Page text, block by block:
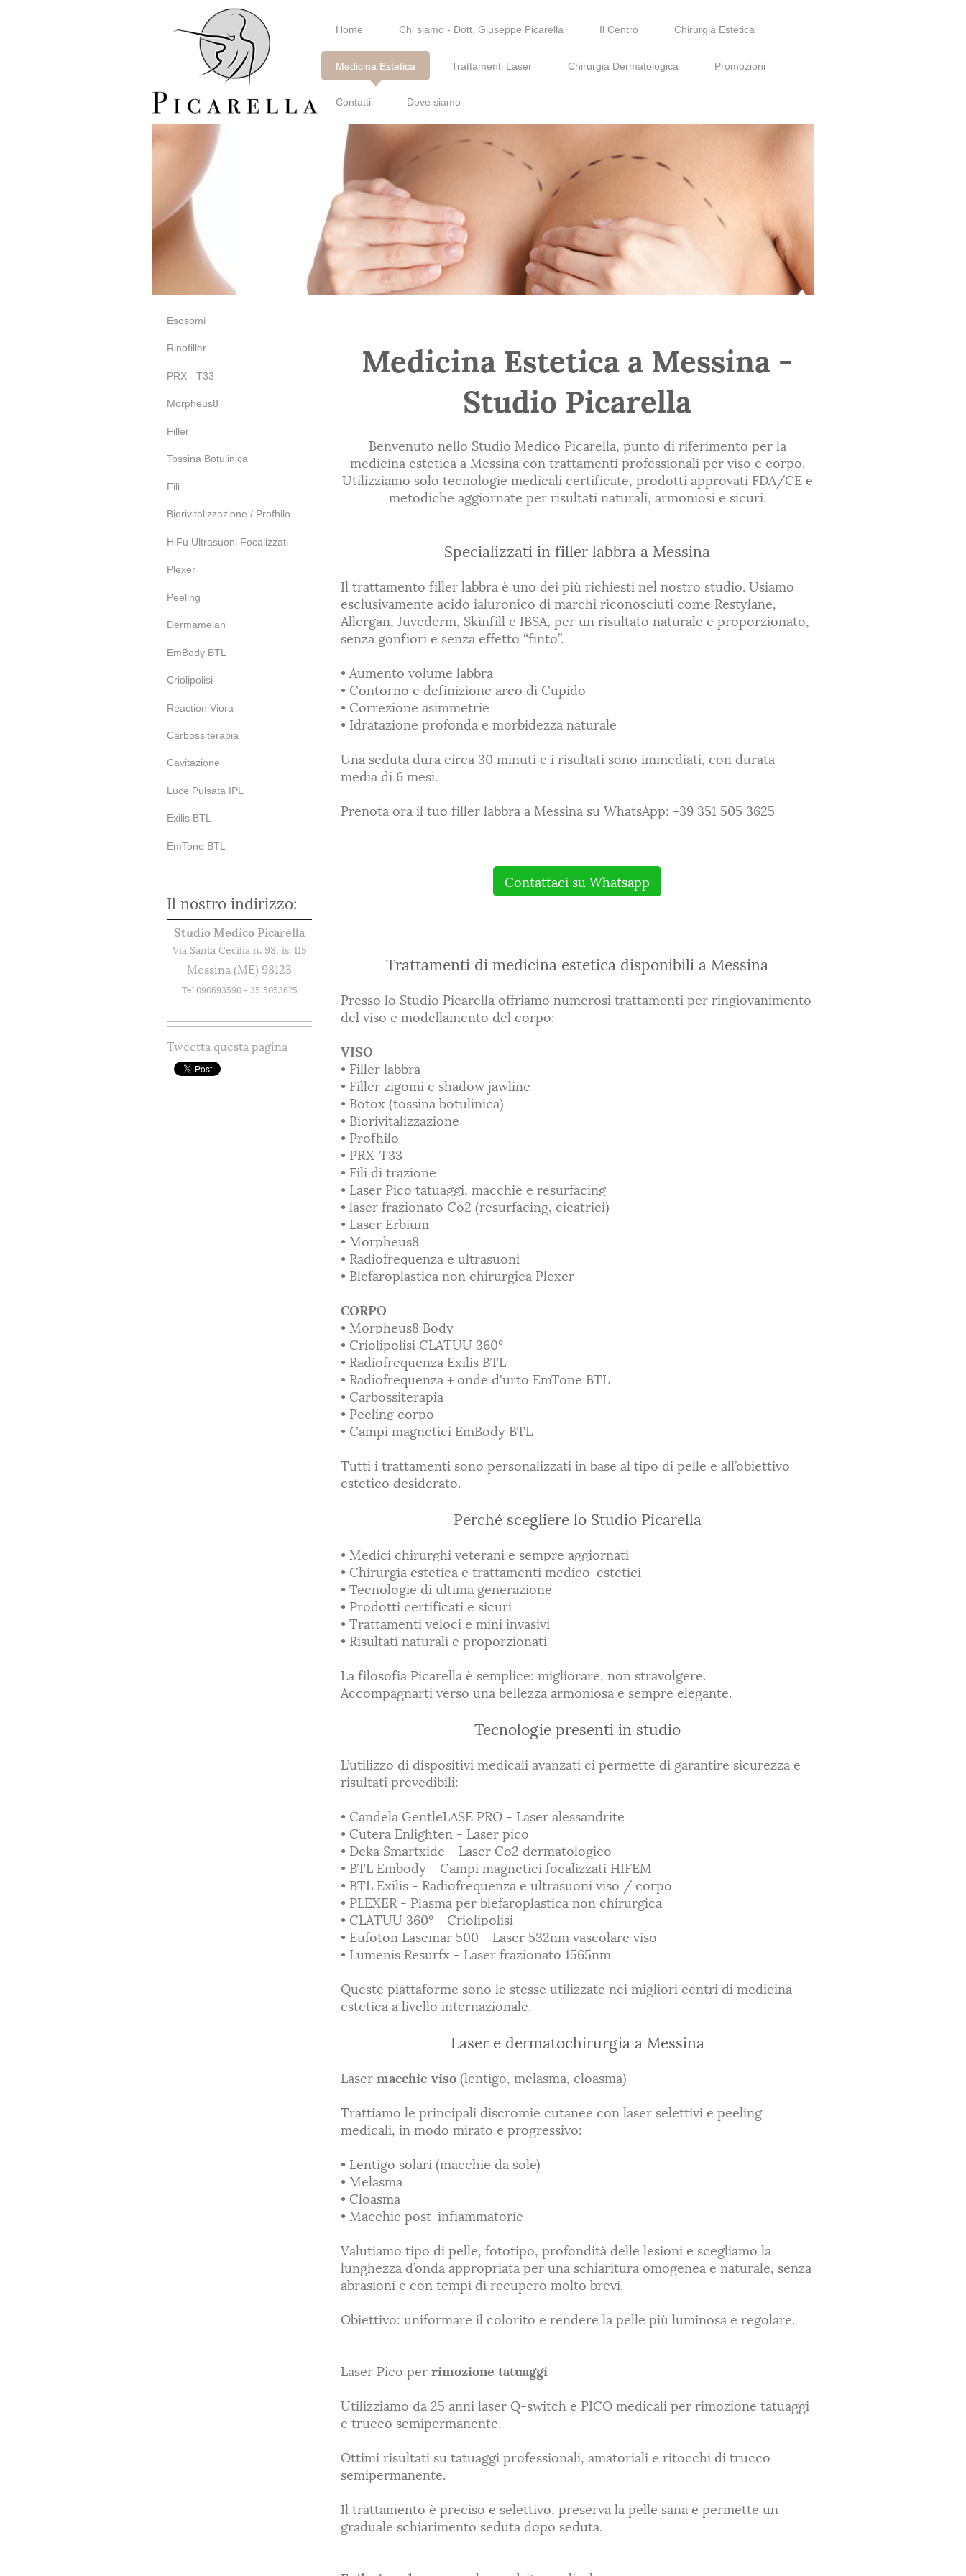
Home Chi siamo - Dott. Giuseppe Picarella Il Centro Chirurgia Estetica
Medicina Estetica Trattamenti Laser Chirurgia Dermatologica Promozioni
Contatti Dove siamo
Medicina Estetica a Messina -
Studio Picarella
Benvenuto nello Studio Medico Picarella, punto di riferimento per la
medicina estetica a Messina con trattamenti professionali per viso e corpo.
Utilizziamo solo tecnologie medicali certificate, prodotti approvati FDA/CE e
metodiche aggiornate per risultati naturali, armoniosi e sicuri.
Specializzati in filler labbra a Messina
Il trattamento filler labbra è uno dei più richiesti nel nostro studio. Usiamo
esclusivamente acido ialuronico di marchi riconosciuti come Restylane,
Allergan, Juvederm, Skinfill e IBSA, per un risultato naturale e proporzionato,
senza gonfiori e senza effetto “finto”.
• Aumento volume labbra
• Contorno e definizione arco di Cupido
• Correzione asimmetrie
• Idratazione profonda e morbidezza naturale
Una seduta dura circa 30 minuti e i risultati sono immediati, con durata
media di 6 mesi.
Prenota ora il tuo filler labbra a Messina su WhatsApp: +39 351 505 3625
Contattaci su Whatsapp
Trattamenti di medicina estetica disponibili a Messina
Presso lo Studio Picarella offriamo numerosi trattamenti per ringiovanimento
del viso e modellamento del corpo:
VISO
• Filler labbra
• Filler zigomi e shadow jawline
• Botox (tossina botulinica)
• Biorivitalizzazione
• Profhilo
• PRX-T33
• Fili di trazione
• Laser Pico tatuaggi, macchie e resurfacing
• laser frazionato Co2 (resurfacing, cicatrici)
• Laser Erbium
• Morpheus8
• Radiofrequenza e ultrasuoni
• Blefaroplastica non chirurgica Plexer
CORPO
• Morpheus8 Body
• Criolipolisi CLATUU 360°
• Radiofrequenza Exilis BTL
• Radiofrequenza + onde d'urto EmTone BTL
• Carbossiterapia
• Peeling corpo
• Campi magnetici EmBody BTL
Tutti i trattamenti sono personalizzati in base al tipo di pelle e all’obiettivo
estetico desiderato.
Perché scegliere lo Studio Picarella
• Medici chirurghi veterani e sempre aggiornati
• Chirurgia estetica e trattamenti medico-estetici
• Tecnologie di ultima generazione
• Prodotti certificati e sicuri
• Trattamenti veloci e mini invasivi
• Risultati naturali e proporzionati
La filosofia Picarella è semplice: migliorare, non stravolgere.
Accompagnarti verso una bellezza armoniosa e sempre elegante.
Tecnologie presenti in studio
L’utilizzo di dispositivi medicali avanzati ci permette di garantire sicurezza e
risultati prevedibili:
• Candela GentleLASE PRO - Laser alessandrite
• Cutera Enlighten - Laser pico
• Deka Smartxide - Laser Co2 dermatologico
• BTL Embody - Campi magnetici focalizzati HIFEM
• BTL Exilis - Radiofrequenza e ultrasuoni viso / corpo
• PLEXER - Plasma per blefaroplastica non chirurgica
• CLATUU 360° - Criolipolisi
• Eufoton Lasemar 500 - Laser 532nm vascolare viso
• Lumenis Resurfx - Laser frazionato 1565nm
Queste piattaforme sono le stesse utilizzate nei migliori centri di medicina
estetica a livello internazionale.
Laser e dermatochirurgia a Messina
Lasermacchie viso(lentigo, melasma, cloasma)
Trattiamo le principali discromie cutanee con laser selettivi e peeling
medicali, in modo mirato e progressivo:
• Lentigo solari (macchie da sole)
• Melasma
• Cloasma
• Macchie post-infiammatorie
Valutiamo tipo di pelle, fototipo, profondità delle lesioni e scegliamo la
lunghezza d’onda appropriata per una schiaritura omogenea e naturale, senza
abrasioni e con tempi di recupero molto brevi.
Obiettivo: uniformare il colorito e rendere la pelle più luminosa e regolare.
Laser Pico perrimozione tatuaggi
Utilizziamo da 25 anni laser Q-switch e PICO medicali per rimozione tatuaggi
e trucco semipermanente.
Ottimi risultati su tatuaggi professionali, amatoriali e ritocchi di trucco
semipermanente.
Il trattamento è preciso e selettivo, preserva la pelle sana e permette un
graduale schiarimento seduta dopo seduta.
Esosomi
Rinofiller
PRX - T33
Morpheus8
Filler
Tossina Botulinica
Fili
Biorivitalizzazione / Profhilo
HiFu Ultrasuoni Focalizzati
Plexer
Peeling
Dermamelan
EmBody BTL
Criolipolisi
Reaction Viora
Carbossiterapia
Cavitazione
Luce Pulsata IPL
Exilis BTL
EmTone BTL
Il nostro indirizzo:
Studio Medico Picarella
Via Santa Cecilia n. 98, is. 115
Messina (ME) 98123
Tel 090693590 - 3515053625
Tweetta questa pagina